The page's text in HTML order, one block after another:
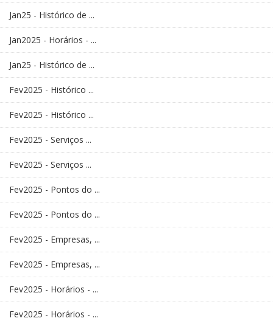
Jan25 - Histórico de ...
Jan2025 - Horários - ...
Jan25 - Histórico de ...
Fev2025 - Histórico ...
Fev2025 - Histórico ...
Fev2025 - Serviços ...
Fev2025 - Serviços ...
Fev2025 - Pontos do ...
Fev2025 - Pontos do ...
Fev2025 - Empresas, ...
Fev2025 - Empresas, ...
Fev2025 - Horários - ...
Fev2025 - Horários - ...